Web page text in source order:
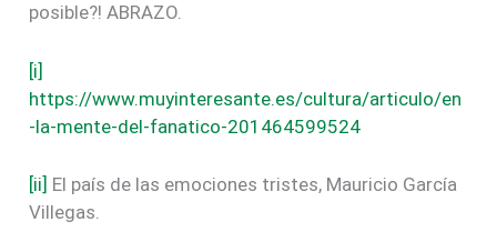
posible?! ABRAZO.
[i]
https://www.muyinteresante.es/cultura/articulo/en
-la-mente-del-fanatico-201464599524
[ii] El país de las emociones tristes, Mauricio García
Villegas.